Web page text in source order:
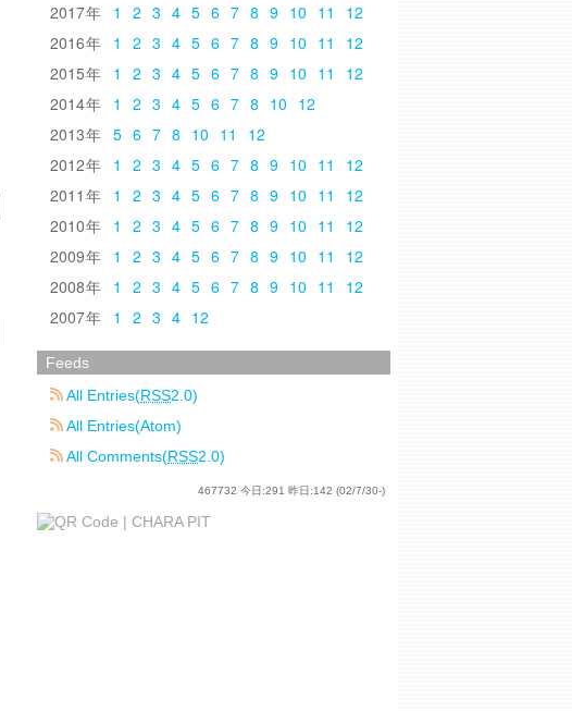
2017
1 2 3 4 5 6 7 8 9 10 11
12
2016
1 2 3 4 5 6 7 8 9 10 11
12
2015
1 2 3 4 5 6 7 8 9 10 11
12
2014
1 2 3 4 5 6 7 8 10 12
2013
5 6 7 8 10 11
12
2012
1 2 3 4 5 6 7 8 9 10 11
12
2011
1 2 3 4 5 6 7 8 9 10 11
12
2010
1 2 3 4 5 6 7 8 9 10 11
12
2009
1 2 3 4 5 6 7 8 9 10 11
12
2008
1 2 3 4 5 6 7 8 9 10 11
12
2007
1 2 3 4 12
Feeds
All Entries(RSS2.0)
All Entries(Atom)
All Comments(RSS2.0)
467732 今日:291 昨日:142 (02/7/30-)